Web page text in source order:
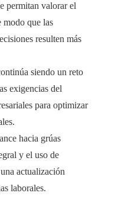
permitan valorar el
modo que las
resulten más
siendo un reto
exigencias del
para optimizar
hacia grúas
y el uso de
actualización
laborales.